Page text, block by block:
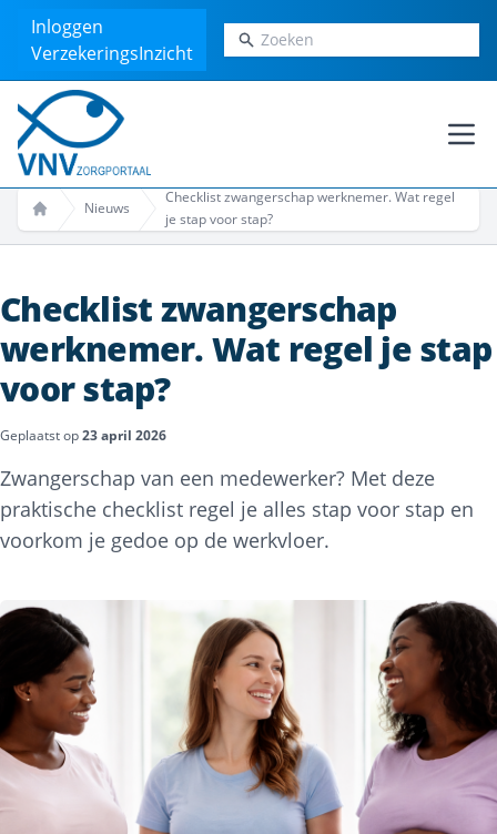
Inloggen
VerzekeringsInzicht
Zoeken
Home
Nieuws
Checklist zwangerschap werknemer. Wat regel
je stap voor stap?
Checklist zwangerschap
werknemer. Wat regel je stap
voor stap?
Geplaatst op23 april 2026
Zwangerschap van een medewerker? Met deze
praktische checklist regel je alles stap voor stap en
voorkom je gedoe op de werkvloer.